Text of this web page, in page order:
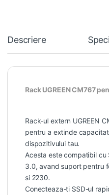
Descriere
Rack UGREEN CM767
Rack-ul extern UGREEN
pentru a extinde
dispozitivului tau.
Acesta este compatibil cu
3.0, avand suport pentru
si 2230.
Conecteaza-ti SSD-ul